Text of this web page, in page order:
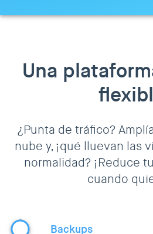
Una
¿Punta de tráfico?
nube y, ¡qué lluevan las
normalidad? ¡Reduce
cuando
Backups